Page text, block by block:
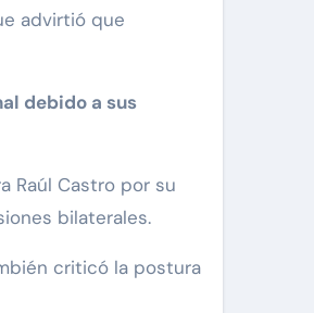
advirtió que
debido a sus
Raúl Castro por su
bilaterales.
criticó la postura